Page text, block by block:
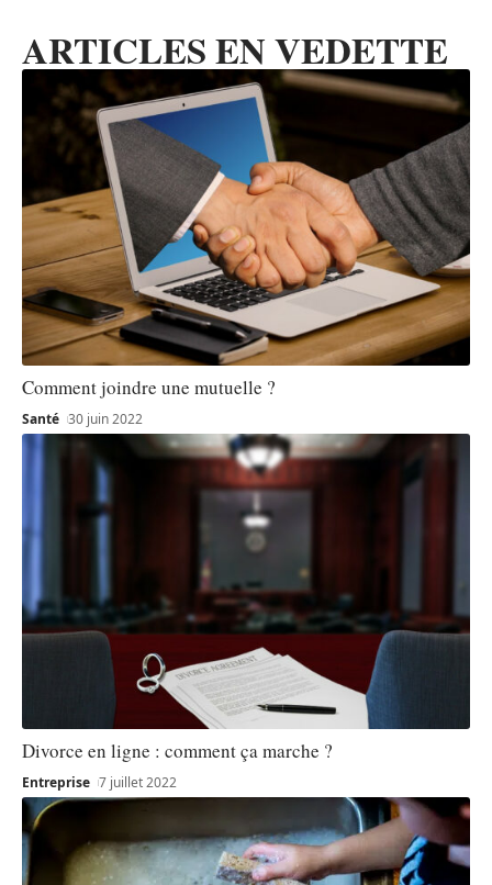
ARTICLES EN VEDETTE
Comment joindre une mutuelle ?
Santé 30 juin 2022
Divorce en ligne : comment ça marche ?
Entreprise 7 juillet 2022